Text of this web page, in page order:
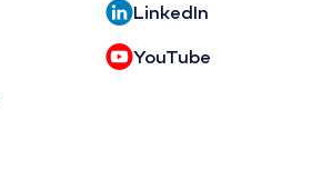
LinkedIn
YouTube